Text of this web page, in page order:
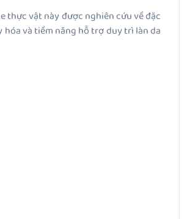
thực vật này được nghiên cứu về đặc
và tiềm năng hỗ trợ duy trì làn da